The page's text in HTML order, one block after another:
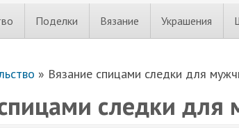
Поделки Вязание Украшения
» Вязание спицами следки для
следки